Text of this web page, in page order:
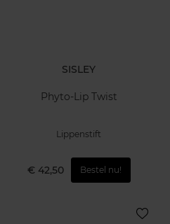
SISLEY
Phyto-Lip Twist
Lippenstift
€ 42,50 Bestel nu!